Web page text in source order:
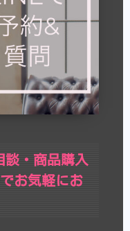
談・商品購入
お気軽にお